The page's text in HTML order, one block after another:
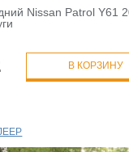
Nissan Patrol Y61
В КОРЗИНУ